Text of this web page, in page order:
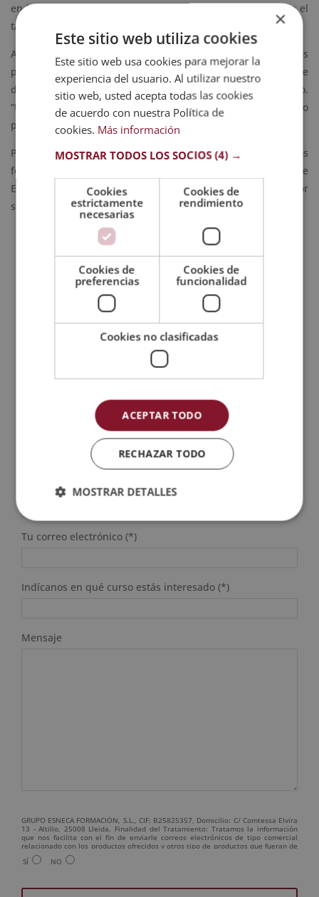
en la conferencia ‘Desde el conocimiento académico, hasta el
talento profesional’.
Además, el V Congreso Internacional de Escuelas de Negocios
permitió también crear un ambiente de sinergia entre
diferentes actores del panorama educativo superior privado.
“Una oportunidad única para seguir creciendo
profesionalmente”, añadió María Sánchez.
Por nuestra parte, desde Grupo Esneca Formación, queremos
felicitar a nuestra compañera Sánchez y a todo el equipo de
Esneca Business School por ganar este reconocimiento, por
segundo año consecutivo.
SOLICITA MÁS INFORMACIÓN
Prefijo teléfono país(*)
Teléfono (*)
Tu correo electrónico (*)
Indícanos en qué curso estás interesado (*)
Mensaje
GRUPO ESNECA FORMACIÓN, S.L., CIF: B25825357, Domicilio: C/ Comtessa Elvira
13 - Altillo, 25008 Lleida. Finalidad del Tratamiento: Tratamos la información
que nos facilita con el fin de enviarle correos electrónicos de tipo comercial
relacionado con los productos ofrecidos y otros tipo de productos que fueran de
su interés. Legitimación del tratamiento: Consentimiento del interesado.
Derechos: Puede ejercitar sus derechos identificándose suficientemente,
telefónica y/o email):
SÍ NO
×
Este sitio web utiliza cookies
Este sitio web usa cookies para mejorar la
experiencia del usuario. Al utilizar nuestro
sitio web, usted acepta todas las cookies
de acuerdo con nuestra Política de
cookies. Más información
MOSTRAR TODOS LOS SOCIOS(4) →
Cookies
estrictamente
necesarias
Cookies de
rendimiento
Cookies de
preferencias
Cookies de
funcionalidad
Cookies no clasificadas
ACEPTAR TODO
RECHAZAR TODO
MOSTRAR DETALLES